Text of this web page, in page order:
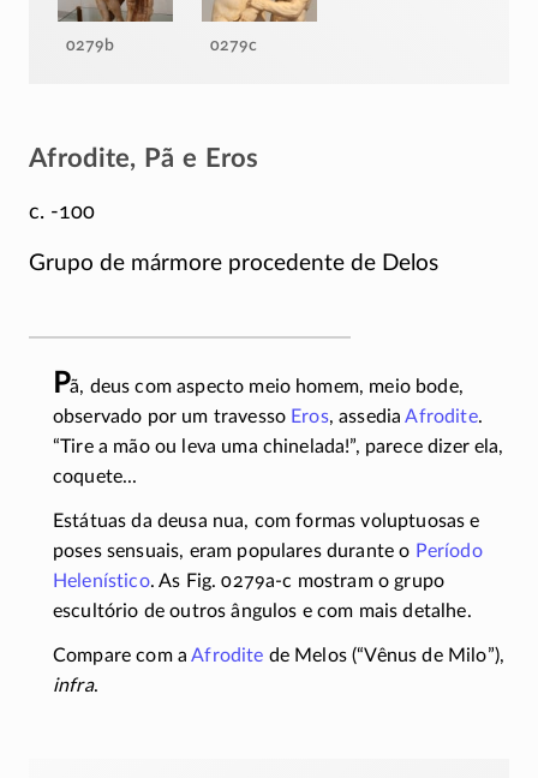
0279b 0279c
Afrodite, Pã e Eros
c. -100
Grupo de mármore procedente de Delos
Pã, deus com aspecto meio homem, meio bode,
observado por um travesso Eros, assediaAfrodite.
“Tire a mão ou leva uma chinelada!”, parece dizer ela,
coquete...
Estátuas da deusa nua, com formas voluptuosas e
poses sensuais, eram populares durante o Período
Helenístico. As Fig.0279a-c mostram o grupo
escultório de outros ângulos e com mais detalhe.
Compare com aAfrodite de Melos (“Vênus de Milo”),
infra.